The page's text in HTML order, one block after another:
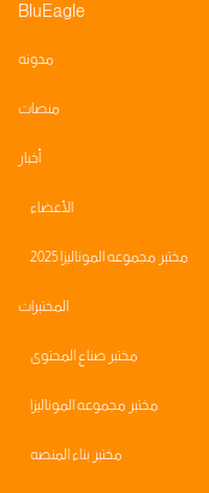
BluEagle
مدونه
منصات
أخبار
الأعضاء
مختبر مجموعه الموناليزا 2025
المختبرات
مختبر صناع المحتوى
مختبر مجموعه الموناليزا
مختبر بناء المنصه